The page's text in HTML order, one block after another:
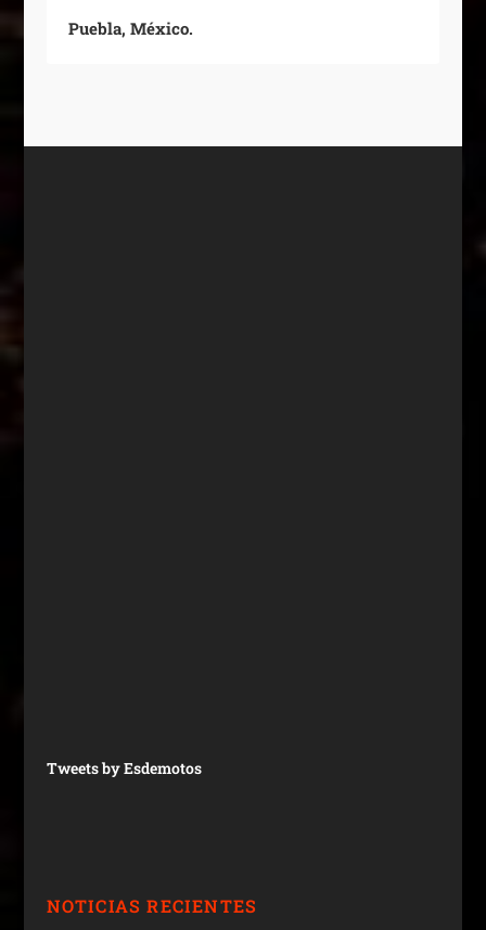
Puebla, México.
Tweets by Esdemotos
NOTICIAS RECIENTES